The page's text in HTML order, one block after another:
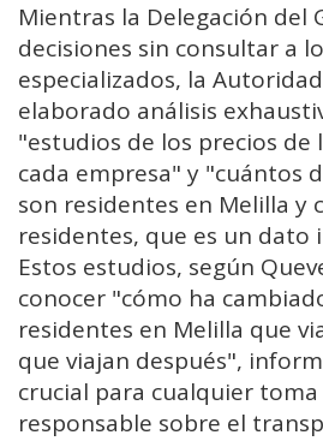
Mientras la Delegación del
decisiones sin consultar a
especializados, la
elaborado análisis
"estudios de los precios de
cada empresa" y "cuántos
son residentes en Melilla y
residentes, que es un
Estos estudios, según
conocer "cómo ha
residentes en Melilla que
que viajan después",
crucial para cualquier toma
responsable sobre el